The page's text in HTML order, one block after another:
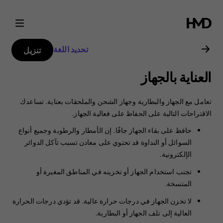
دليل
مستخدم
هاتف
Nokia
8.1
تحديد اللغة تنزيل
العناية بالجهاز
تعامل مع الجهاز والبطارية وجهاز الشحن والملحقات بعناية. تساعدك
الاقتراحات التالية على الحفاظ على فعالية الجهاز.
حافظ على بقاء الجهاز جافًا. إن الأمطار والرطوبة وجميع أنواع
السوائل أو النداوة قد تحتوي على معادن تسبب تآكل الدوائر
الإلكترونية.
تجنب استخدام الجهاز أو تخزينه في المناطق المغبرة أو
المتسخة.
لا تخزن الجهاز في درجات حرارة عالية. قد تؤدي درجات الحرارة
العالية إلى تلف الجهاز أو البطارية.